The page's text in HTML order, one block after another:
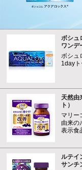
ボシュ
ワンデ
ボシュ
1dayト
天然由
ト）
マリー
由来の
表示食
ルテイ
サンチ